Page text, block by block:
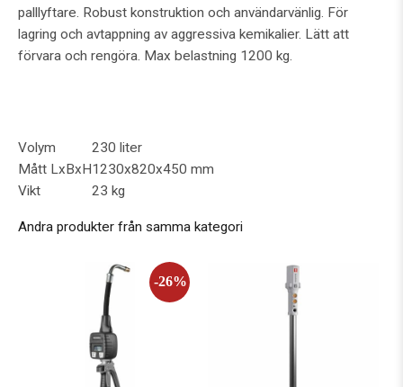
palllyftare. Robust konstruktion och användarvänlig. För
lagring och avtappning av aggressiva kemikalier. Lätt att
förvara och rengöra. Max belastning 1200 kg.
Volym
230 liter
Mått LxBxH1230x820x450 mm
Vikt
23 kg
Andra produkter från samma kategori